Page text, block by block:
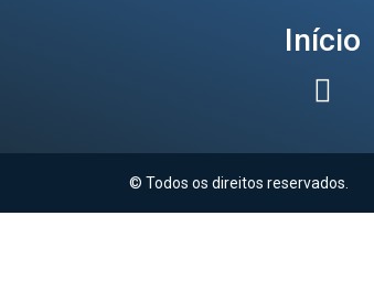
Início
© Todos os direitos reservados.